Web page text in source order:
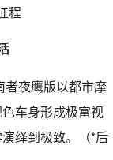
者夜鹰版以都市摩
车身形成极富视
绎到极致。（*后